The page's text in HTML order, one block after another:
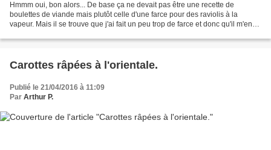
Hmmm oui, bon alors... De base ça ne devait pas être une recette de
boulettes de viande mais plutôt celle d'une farce pour des raviolis à la
vapeur. Mais il se trouve que j'ai fait un peu trop de farce et donc qu'il m'en
Carottes râpées à l'orientale.
Publié le 21/04/2016 à 11:09
Par Arthur P.